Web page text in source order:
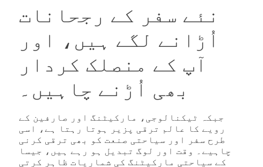
نئے سفر کے رجحانات
اُڑانے لگے ہیں، اور
آپ کے منصلک کردار
بھی اُڑنے چاہیں۔
جبکہ ٹیکنالوجی، مارکیٹنگ اور صارفین کے
رویے کا عالم ترقی پزیر ہوتا رہتا ہے، اسی
طرح سفر اور سیاحتی صنعت کو بھی ترقی کرنی
چاہیے۔ وقت اور لوگ تبدیل ہو رہے ہیں، جیسا
کے سیاحتی مارکیٹنگ کی شماریات ظاہر کرتی